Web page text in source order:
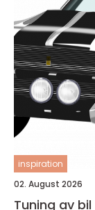
inspiration
02. August 2026